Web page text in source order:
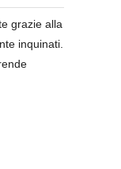
grazie alla
inquinati.